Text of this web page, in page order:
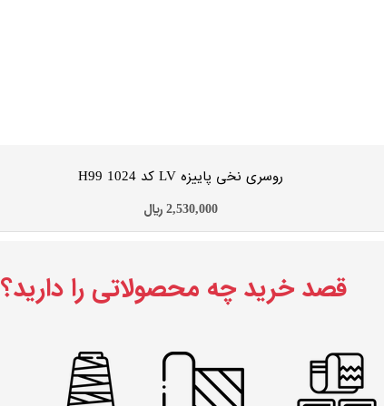
روسری نخی پاییزه تک رنگ کد H99 1023
2,530,000﷼
قصد خرید چه محصولاتی را دارید؟